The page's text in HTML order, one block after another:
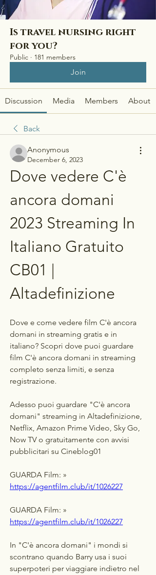
Is travel nursing right
for you?
Public · 181 members
Join
Discussion Media Members About
Back
Anonymous
December 6, 2023
Dove vedere C'è
ancora domani
2023 Streaming In
Italiano Gratuito
CB01 |
Altadefinizione
Dove e come vedere film C'è ancora
domani in streaming gratis e in
italiano? Scopri dove puoi guardare
film C'è ancora domani in streaming
completo senza limiti, e senza
registrazione.
Adesso puoi guardare "C'è ancora
domani" streaming in Altadefinizione,
Netflix, Amazon Prime Video, Sky Go,
Now TV o gratuitamente con avvisi
pubblicitari su Cineblog01
https://agentfilm.club/it/1026227
https://agentfilm.club/it/1026227
In "C'è ancora domani" i mondi si
scontrano quando Barry usa i suoi
superpoteri per viaggiare indietro nel